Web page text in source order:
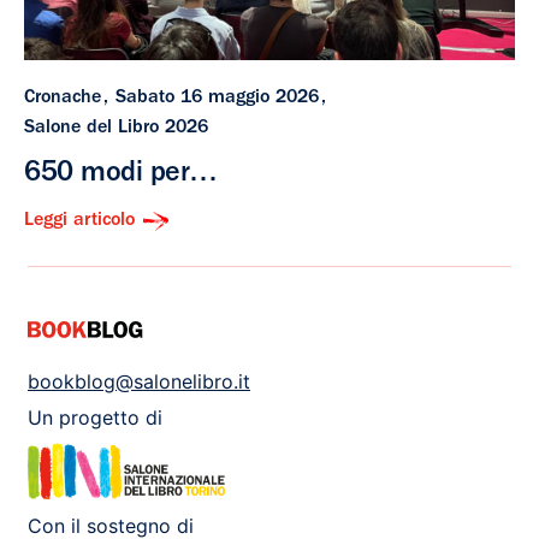
Cronache
Sabato 16 maggio 2026
Salone del Libro 2026
650 modi per…
Leggi articolo
bookblog@salonelibro.it
Un progetto di
Con il sostegno di